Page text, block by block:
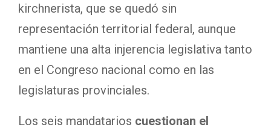
kirchnerista, que se quedó sin
representación territorial federal, aunque
mantiene una alta injerencia legislativa tanto
en el Congreso nacional como en las
legislaturas provinciales.
Los seis mandatarios cuestionan el